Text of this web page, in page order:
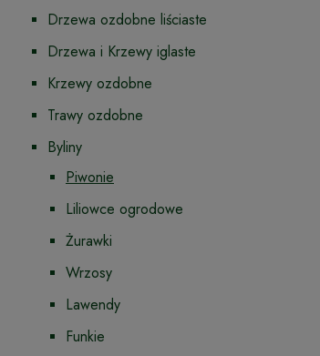
Drzewa ozdobne liściaste
Drzewa i Krzewy iglaste
Krzewy ozdobne
Trawy ozdobne
Byliny
Piwonie
Liliowce ogrodowe
Żurawki
Wrzosy
Lawendy
Funkie